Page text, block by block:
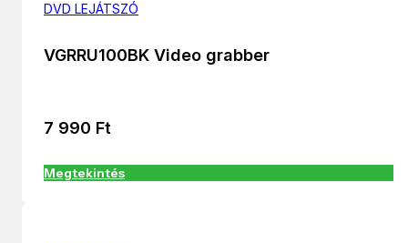
DVD LEJÁTSZÓ
VGRRU100BK Video grabber
7 990 Ft
Megtekintés